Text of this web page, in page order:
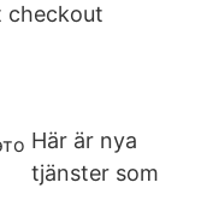
checkout
Här är nya
tjänster som